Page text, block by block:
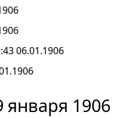
06.01.1906
1906